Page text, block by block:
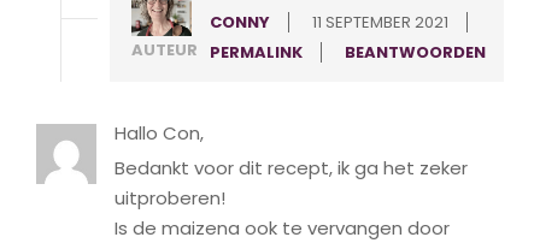
AUTEUR
CONNY
11 SEPTEMBER 2021
PERMALINK
BEANTWOORDEN
Hallo Con,
Bedankt voor dit recept, ik ga het zeker
uitproberen!
Is de maizena ook te vervangen door